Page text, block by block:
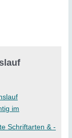
im
Schriftarten & -